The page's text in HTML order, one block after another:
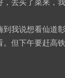
去买了菜来，
我说想看仙道
但下午要赶高